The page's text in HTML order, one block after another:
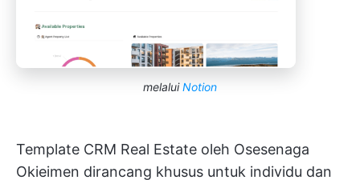
melaluiNotion
Template CRM Real Estate oleh Osesenaga
Okieimen dirancang khusus untuk individu dan